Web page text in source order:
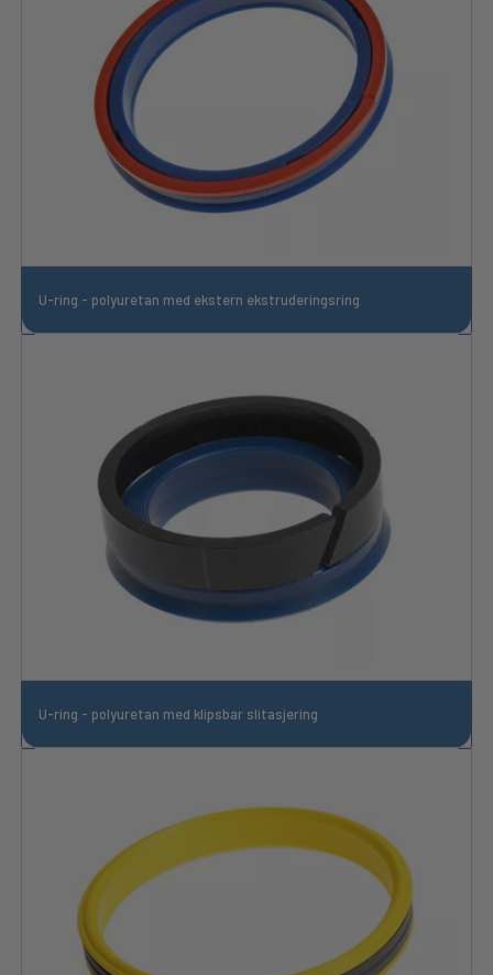
U-ring - polyuretan med ekstern ekstruderingsring
U-ring - polyuretan med klipsbar slitasjering